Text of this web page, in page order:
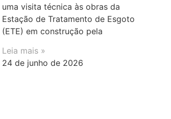
uma visita técnica às obras da
Estação de Tratamento de Esgoto
(ETE) em construção pela
Leia mais »
24 de junho de 2026